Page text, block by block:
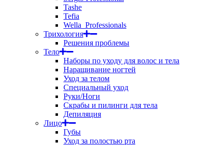
Tashe
Tefia
Wella_Professionals
Трихология
Решения проблемы
Тело
Наборы по уходу для волос и тела
Наращивание ногтей
Уход за телом
Специальный уход
Руки/Ноги
Скрабы и пилинги для тела
Депиляция
Лицо
Губы
Уход за полостью рта